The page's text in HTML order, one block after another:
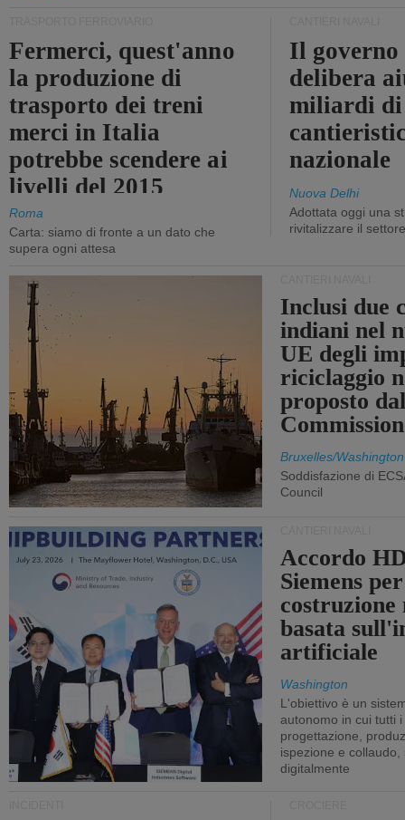
Fermerci, quest'anno
la produzione di
trasporto dei treni
merci in Italia
potrebbe scendere ai
livelli del 2015
Roma
Carta: siamo di fronte a un dato che
supera ogni attesa
Il
delibera
miliardi
nazionale
Nuova Delhi
Adottata oggi una
rivitalizzare il settore
Inclusi due
indiani nel
UE degli
riciclaggio
proposto
Bruxelles/Washington
Soddisfazione di
Council
Accordo
Siemens
costruzione
basata
artificiale
Washington
L'obiettivo è un
autonomo in cui tutti
progettazione,
ispezione e collaudo,
digitalmente